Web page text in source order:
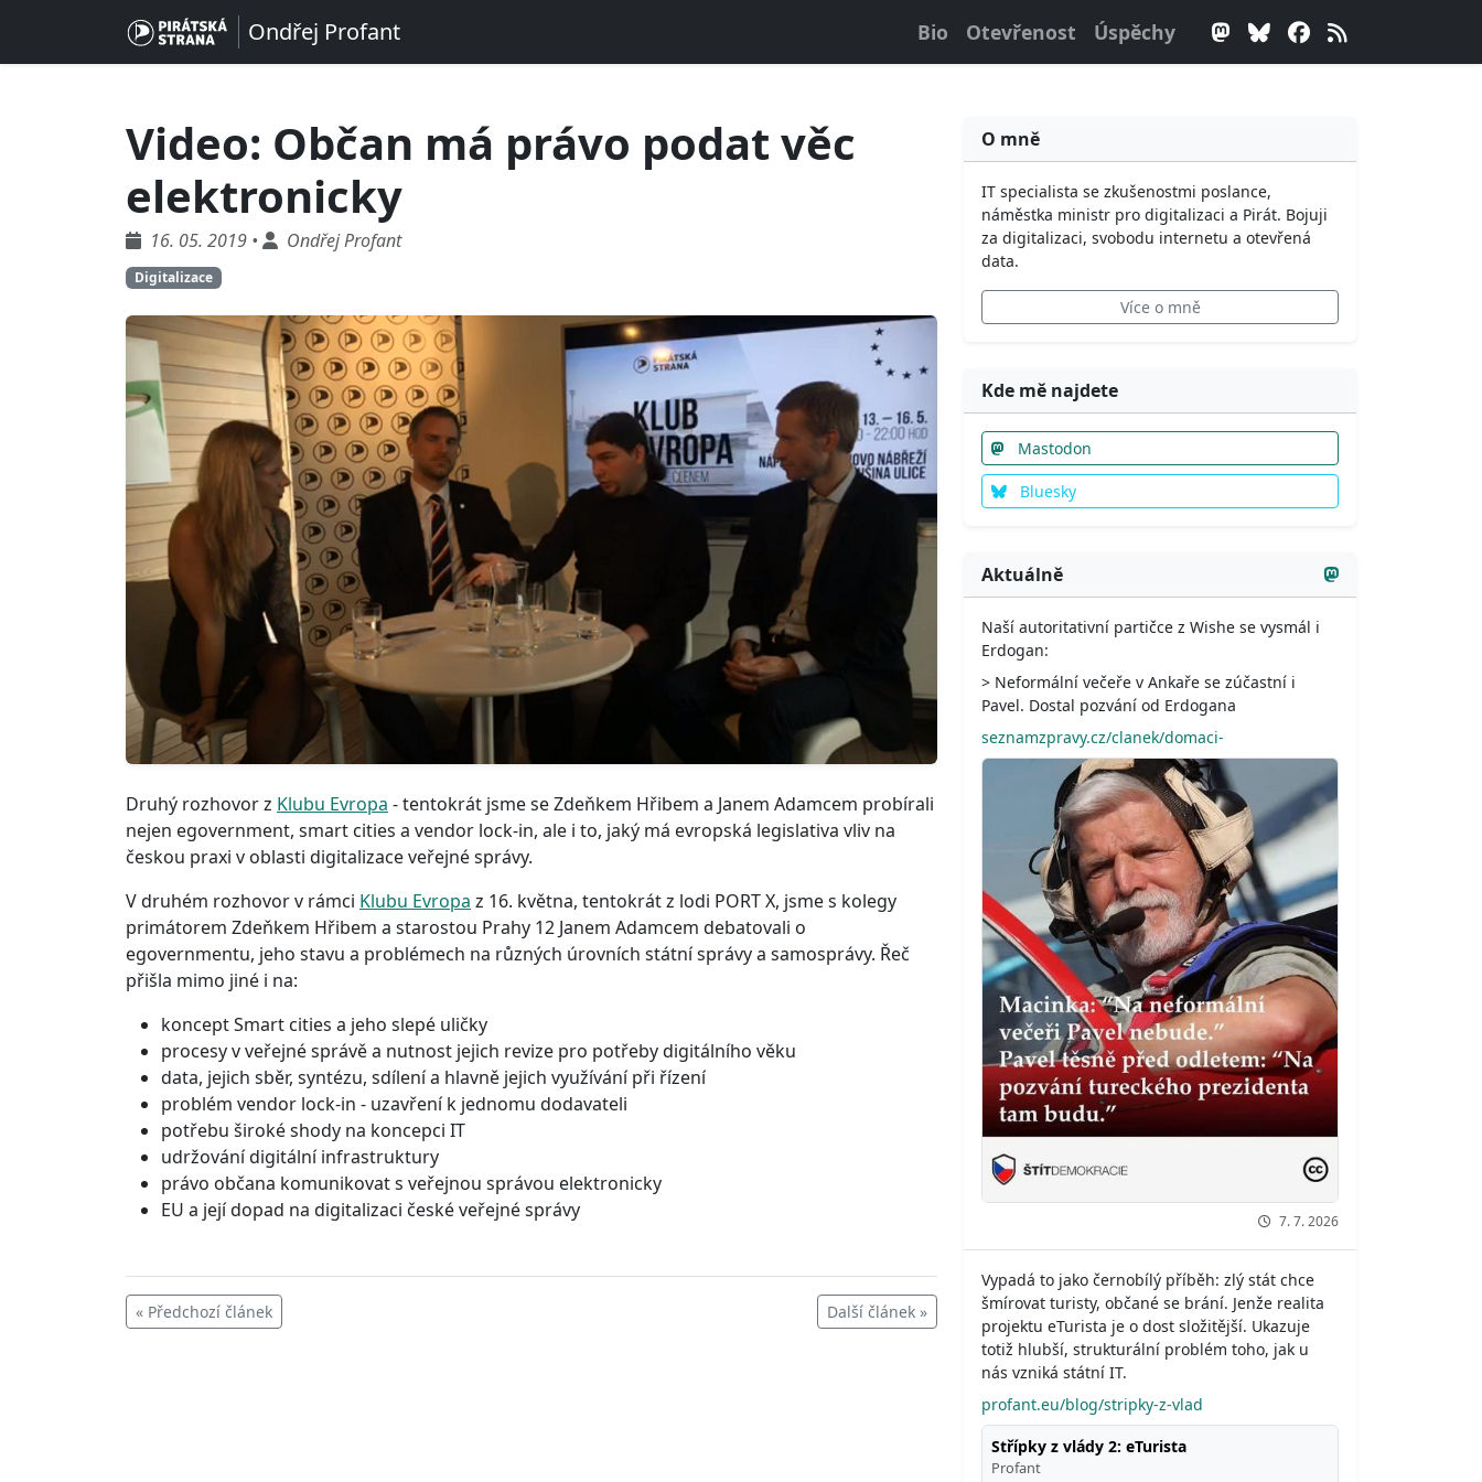
Ondřej Profant Bio Otevřenost Úspěchy
Video: Občan má právo podat věc
elektronicky
16. 05. 2019 • Ondřej Profant
Digitalizace
Druhý rozhovor z Klubu Evropa - tentokrát jsme se Zdeňkem Hřibem a Janem Adamcem probírali
nejen egovernment, smart cities a vendor lock-in, ale i to, jaký má evropská legislativa vliv na
českou praxi v oblasti digitalizace veřejné správy.
V druhém rozhovor v rámci Klubu Evropa z 16. května, tentokrát z lodi PORT X, jsme s kolegy
primátorem Zdeňkem Hřibem a starostou Prahy 12 Janem Adamcem debatovali o
egovernmentu, jeho stavu a problémech na různých úrovních státní správy a samosprávy. Řeč
přišla mimo jiné i na:
koncept Smart cities a jeho slepé uličky
procesy v veřejné správě a nutnost jejich revize pro potřeby digitálního věku
data, jejich sběr, syntézu, sdílení a hlavně jejich využívání při řízení
problém vendor lock-in - uzavření k jednomu dodavateli
potřebu široké shody na koncepci IT
udržování digitální infrastruktury
právo občana komunikovat s veřejnou správou elektronicky
EU a její dopad na digitalizaci české veřejné správy
« Předchozí článek Další článek »
O mně
IT specialista se zkušenostmi poslance,
náměstka ministr pro digitalizaci a Pirát. Bojuji
za digitalizaci, svobodu internetu a otevřená
data.
Více o mně
Kde mě najdete
Mastodon
Bluesky
Aktuálně
Naší autoritativní partičce z Wishe se vysmál i
Erdogan:
> Neformální večeře v Ankaře se zúčastní i
Pavel. Dostal pozvání od Erdogana
seznamzpravy.cz/clanek/domaci-
7. 7. 2026
Vypadá to jako černobílý příběh: zlý stát chce
šmírovat turisty, občané se brání. Jenže realita
projektu eTurista je o dost složitější. Ukazuje
totiž hlubší, strukturální problém toho, jak u
nás vzniká státní IT.
profant.eu/blog/stripky-z-vlad
Střípky z vlády 2: eTurista
Profant